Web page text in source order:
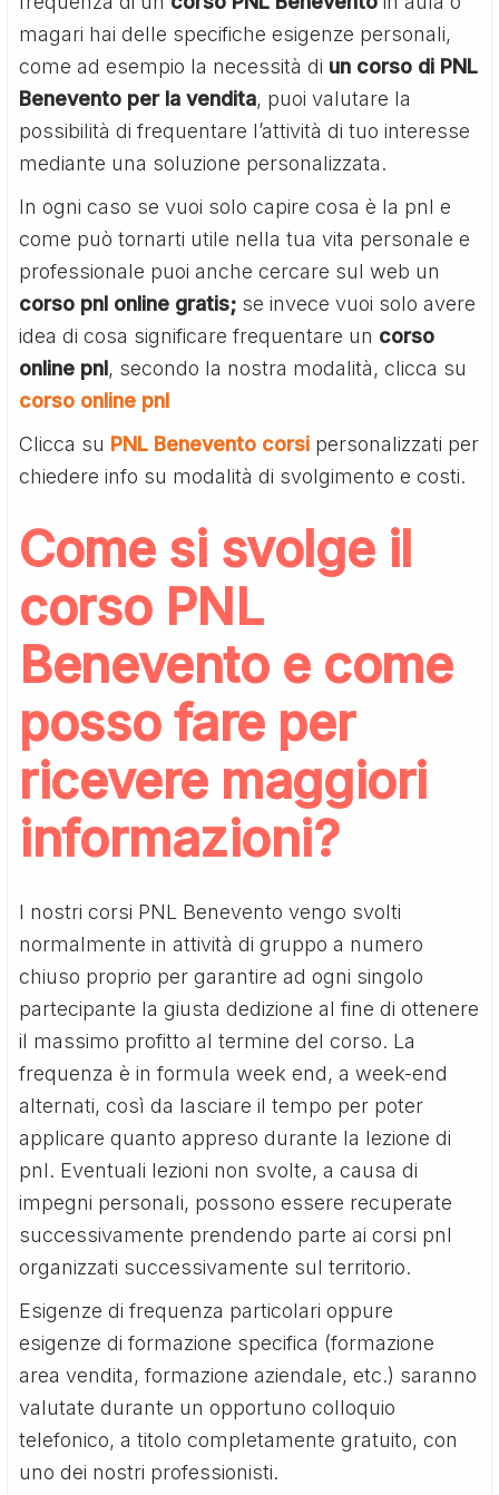
magari hai delle specifiche esigenze personali,
come ad esempio la necessità di un corso di PNL
Benevento per la vendita, puoi valutare la
possibilità di frequentare l’attività di tuo interesse
mediante una soluzione personalizzata.
In ogni caso se vuoi solo capire cosa è la pnl e
come può tornarti utile nella tua vita personale e
professionale puoi anche cercare sul web un
corso pnl online gratis; se invece vuoi solo avere
idea di cosa significare frequentare un corso
online pnl, secondo la nostra modalità, clicca su
corso online pnl
Clicca su PNL Benevento corsi personalizzati per
chiedere info su modalità di svolgimento e costi.
Come si svolge il
corso PNL
Benevento e come
posso fare per
ricevere maggiori
informazioni?
I nostri corsi PNL Benevento vengo svolti
normalmente in attività di gruppo a numero
chiuso proprio per garantire ad ogni singolo
partecipante la giusta dedizione al fine di ottenere
il massimo profitto al termine del corso. La
frequenza è in formula week end, a week-end
alternati, così da lasciare il tempo per poter
applicare quanto appreso durante la lezione di
pnl. Eventuali lezioni non svolte, a causa di
impegni personali, possono essere recuperate
successivamente prendendo parte ai corsi pnl
organizzati successivamente sul territorio.
Esigenze di frequenza particolari oppure
esigenze di formazione specifica (formazione
area vendita, formazione aziendale, etc.) saranno
valutate durante un opportuno colloquio
telefonico, a titolo completamente gratuito, con
uno dei nostri professionisti.